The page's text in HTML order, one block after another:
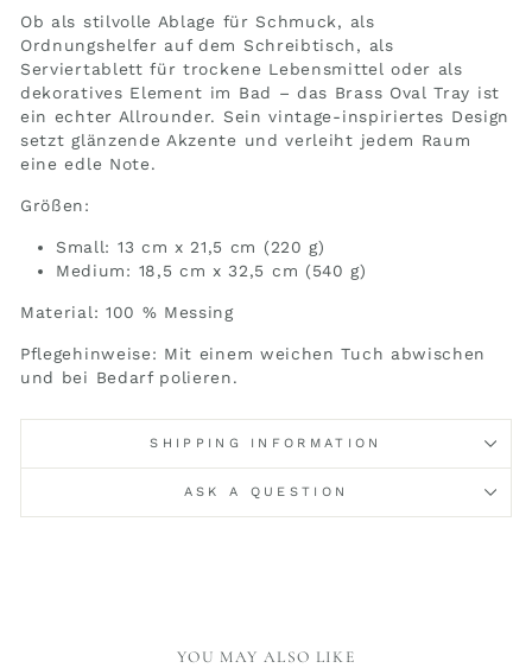
Ob als stilvolle Ablage für Schmuck, als
Ordnungshelfer auf dem Schreibtisch, als
Serviertablett für trockene Lebensmittel oder als
dekoratives Element im Bad – das Brass Oval Tray ist
ein echter Allrounder. Sein vintage-inspiriertes Design
setzt glänzende Akzente und verleiht jedem Raum
eine edle Note.
Größen:
Small: 13 cm x 21,5 cm (220 g)
Medium: 18,5 cm x 32,5 cm (540 g)
Material: 100 % Messing
Pflegehinweise: Mit einem weichen Tuch abwischen
und bei Bedarf polieren.
SHIPPING INFORMATION
ASK A QUESTION
YOU MAY ALSO LIKE